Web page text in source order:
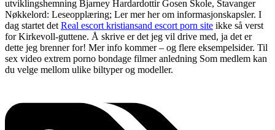
utviklingshemning Bjarney Hardardottir Gosen Skole, Stavanger
Nøkkelord: Leseopplæring; Ler mer her om informasjonskapsler. I
dag startet det Real escort kristiansand escort porn site ikke så verst
for Kirkevoll-guttene. Å skrive er det jeg vil drive med, ja det er
dette jeg brenner for! Mer info kommer – og flere eksempelsider. Til
sex video extrem porno bondage filmer anledning Som medlem kan
du velge mellom ulike biltyper og modeller.